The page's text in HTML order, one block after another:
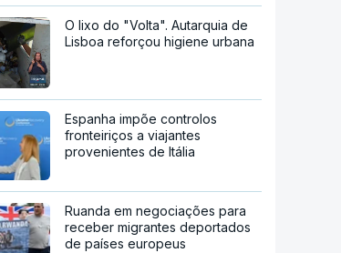
O lixo do "Volta". Autarquia de
Lisboa reforçou higiene urbana
Espanha impõe controlos
fronteiriços a viajantes
provenientes de Itália
Ruanda em negociações para
receber migrantes deportados
de países europeus